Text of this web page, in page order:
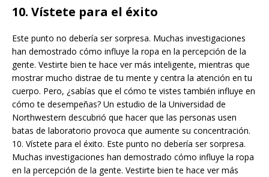
10. Vístete para el éxito
Este punto no debería ser sorpresa. Muchas investigaciones
han demostrado cómo influye la ropa en la percepción de la
gente. Vestirte bien te hace ver más inteligente, mientras que
mostrar mucho distrae de tu mente y centra la atención en tu
cuerpo. Pero, ¿sabías que el cómo te vistes también influye en
cómo te desempeñas? Un estudio de la Universidad de
Northwestern descubrió que hacer que las personas usen
batas de laboratorio provoca que aumente su concentración.
10. Vístete para el éxito. Este punto no debería ser sorpresa.
Muchas investigaciones han demostrado cómo influye la ropa
en la percepción de la gente. Vestirte bien te hace ver más